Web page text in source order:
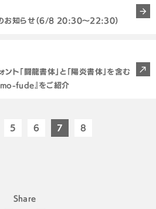
のお知らせ（6/8 20:30～22:30）
ト「闘龍書体」と「陽炎書体」を含む
fude』をご紹介
5 6 7 8
Share